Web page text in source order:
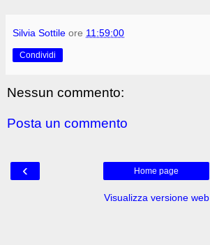
Silvia Sottile ore 11:59:00
Condividi
Nessun commento:
Posta un commento
‹ Home page
Visualizza versione web